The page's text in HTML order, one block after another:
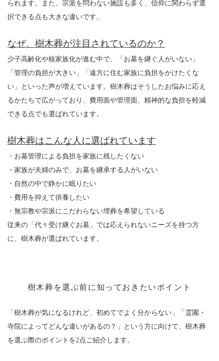
られます。
また、宗派を問わない施設も多く、信仰に関わらず選
択できる点も大きな違いです。
なぜ、樹木葬が注目されているのか？
少子高齢化や核家族化が進む中で、
「お墓を継ぐ人がいない」
「管理の負担が大きい」「遠方に住む家族に負担をかけたくな
い」といった声が増えています。 樹木葬はそうしたお悩みに応え
るかたちで広がっており、費用面や管理面、精神的な負担を軽減
できる点でも選ばれています。
樹木葬はこんな人に選ばれています
・お墓管理による負担を家族に残したくない
・家族が夫婦のみで、お墓を継承する人がいない
・自然の中で静かに眠りたい
・費用を抑えて供養したい
・無宗教や宗派にこだわらない埋葬を希望している
従来の「代々受け継ぐお墓」では応えられないニーズを持つ方
に、樹木葬が選ばれています。
樹木葬を選ぶ前に知っておきたいポイント
「樹木葬が気になるけれど、初めてでよく分からない」「霊園・
寺院によってどんな違いがあるの？」という方に向けて、樹木葬
を選ぶ際のポイントを2点ご紹介します。